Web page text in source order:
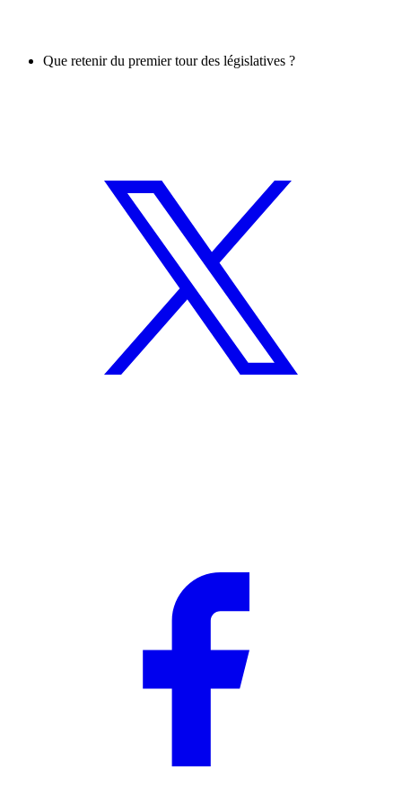
Que retenir du premier tour des législatives ?